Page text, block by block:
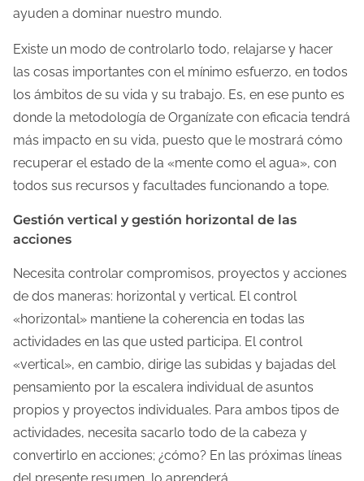
ayuden a dominar nuestro mundo.
Existe un modo de controlarlo todo, relajarse y hacer
las cosas importantes con el mínimo esfuerzo, en todos
los ámbitos de su vida y su trabajo. Es, en ese punto es
donde la metodología de Organízate con eficacia tendrá
más impacto en su vida, puesto que le mostrará cómo
recuperar el estado de la «mente como el agua», con
todos sus recursos y facultades funcionando a tope.
Gestión vertical y gestión horizontal de las
acciones
Necesita controlar compromisos, proyectos y acciones
de dos maneras: horizontal y vertical. El control
«horizontal» mantiene la coherencia en todas las
actividades en las que usted participa. El control
«vertical», en cambio, dirige las subidas y bajadas del
pensamiento por la escalera individual de asuntos
propios y proyectos individuales. Para ambos tipos de
actividades, necesita sacarlo todo de la cabeza y
convertirlo en acciones; ¿cómo? En las próximas líneas